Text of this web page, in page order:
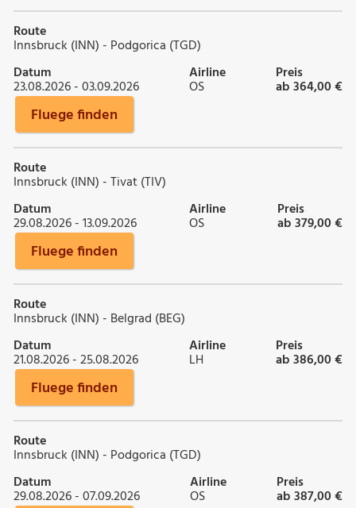
Route
Innsbruck (INN) - Podgorica (TGD)
Datum
23.08.2026 - 03.09.2026
Airline
OS
Preis
ab 364,00 €
Fluege finden
Route
Innsbruck (INN) - Tivat (TIV)
Datum
29.08.2026 - 13.09.2026
Airline
OS
Preis
ab 379,00 €
Fluege finden
Route
Innsbruck (INN) - Belgrad (BEG)
Datum
21.08.2026 - 25.08.2026
Airline
LH
Preis
ab 386,00 €
Fluege finden
Route
Innsbruck (INN) - Podgorica (TGD)
Datum
29.08.2026 - 07.09.2026
Airline
OS
Preis
ab 387,00 €